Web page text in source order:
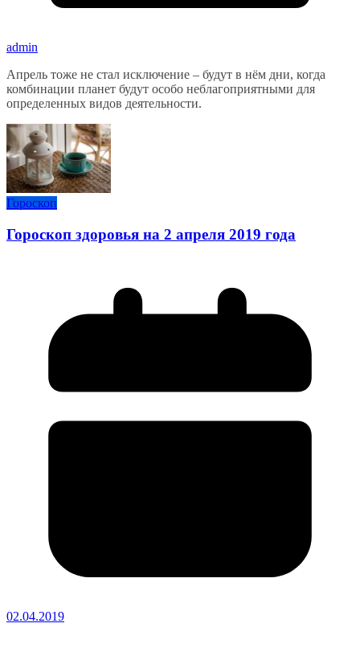
admin
Апрель тоже не стал исключение – будут в нём дни, когда
комбинации планет будут особо неблагоприятными для
определенных видов деятельности.
Гороскоп
Гороскоп здоровья на 2 апреля 2019 года
02.04.2019